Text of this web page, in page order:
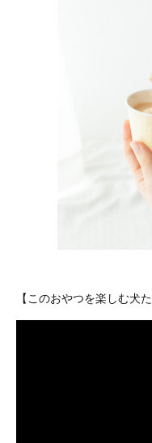
【このおやつを楽しむ犬